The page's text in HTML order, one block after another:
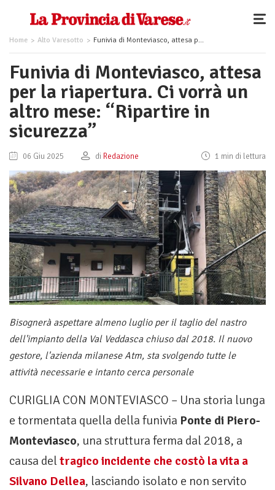
Home Alto Varesotto Funivia di Monteviasco, attesa per la riapertura. Ci vorrà un altro mese: “Ripartire in sicurezza”
Funivia di Monteviasco, attesa
per la riapertura. Ci vorrà un
altro mese: “Ripartire in
sicurezza”
06 Giu 2025 di Redazione 1 min di lettura
Bisognerà aspettare almeno luglio per il taglio del nastro
dell'impianto della Val Veddasca chiuso dal 2018. Il nuovo
gestore, l'azienda milanese Atm, sta svolgendo tutte le
attività necessarie e intanto cerca personale
CURIGLIA CON MONTEVIASCO – Una storia lunga
e tormentata quella della funivia Ponte di Piero-
Monteviasco, una struttura ferma dal 2018, a
causa deltragico incidente che costò la vita a
Silvano Dellea, lasciando isolato e non servito